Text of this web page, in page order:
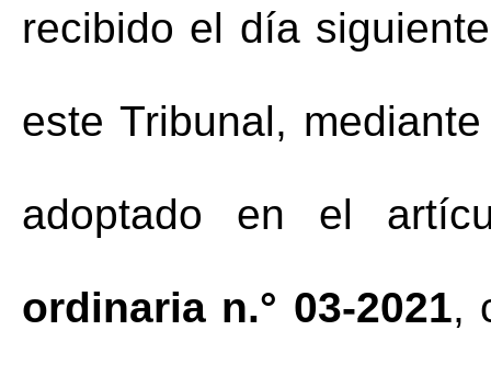
recibido el día
este Tribunal,
adoptado en el
ordinaria n.° 03-2021,